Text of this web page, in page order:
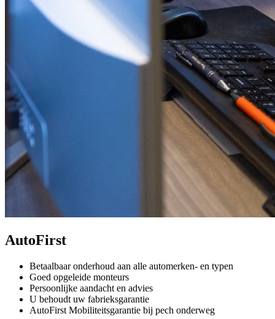
AutoFirst
Betaalbaar onderhoud aan alle automerken- en typen
Goed opgeleide monteurs
Persoonlijke aandacht en advies
U behoudt uw fabrieksgarantie
AutoFirst Mobiliteitsgarantie bij pech onderweg